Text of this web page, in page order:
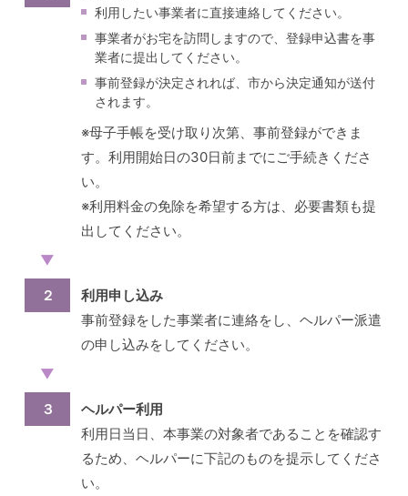
利用したい事業者に直接連絡してください。
事業者がお宅を訪問しますので、登録申込書を事
業者に提出してください。
事前登録が決定されれば、市から決定通知が送付
されます。
※母子手帳を受け取り次第、事前登録ができま
す。利用開始日の30日前までにご手続きくださ
い。
※利用料金の免除を希望する方は、必要書類も提
出してください。
▼
２
利用申し込み
事前登録をした事業者に連絡をし、ヘルパー派遣
の申し込みをしてください。
▼
３
ヘルパー利用
利用日当日、本事業の対象者であることを確認す
るため、ヘルパーに下記のものを提示してくださ
い。